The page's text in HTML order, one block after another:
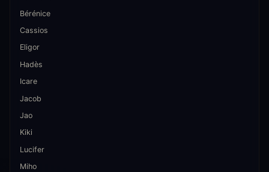
Bérénice
Cassios
Eligor
Hadès
Icare
Jacob
Jao
Kiki
Lucifer
Miho